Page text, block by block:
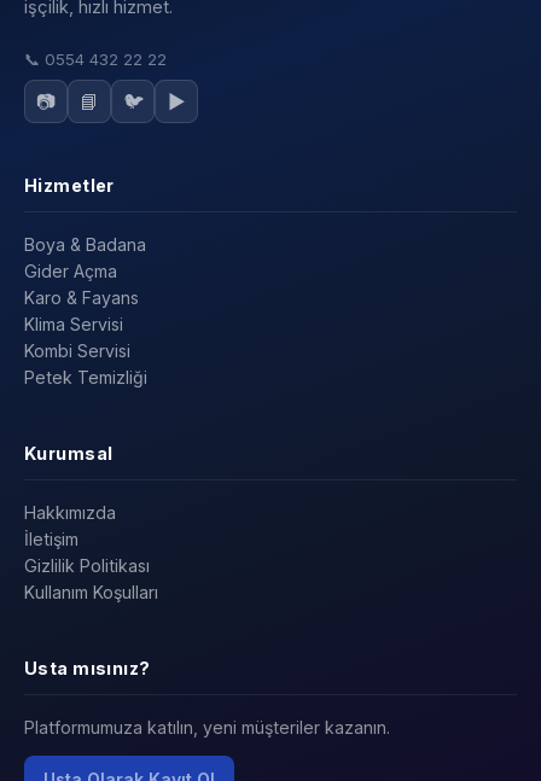
işçilik, hızlı hizmet.
📞 0554 432 22 22
📷 📘 🐦 ▶️
Hizmetler
Boya & Badana
Gider Açma
Karo & Fayans
Klima Servisi
Kombi Servisi
Petek Temizliği
Kurumsal
Hakkımızda
İletişim
Gizlilik Politikası
Kullanım Koşulları
Usta mısınız?
Platformumuza katılın, yeni müşteriler kazanın.